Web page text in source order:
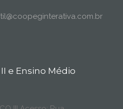
e Ensino Médio